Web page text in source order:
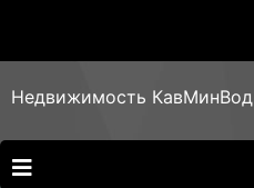
Недвижимость КавМинВод